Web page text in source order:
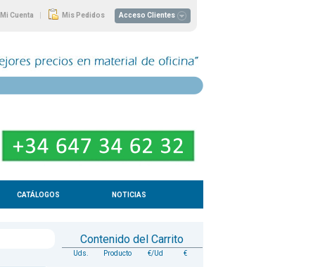
Mi Cuenta | Mis Pedidos Acceso Clientes
CATÁLOGOS NOTICIAS
Contenido del Carrito
Uds. Producto €/Ud €